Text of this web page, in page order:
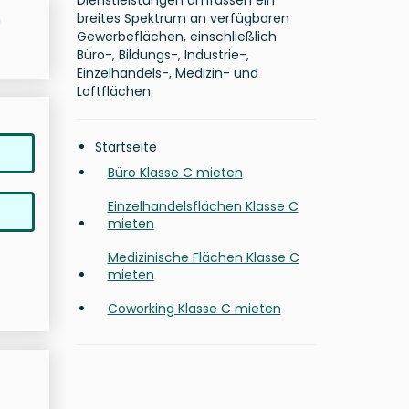
breites Spektrum an verfügbaren
Gewerbeflächen, einschließlich
Büro-, Bildungs-, Industrie-,
Einzelhandels-, Medizin- und
Loftflächen.
Startseite
Büro Klasse C mieten
Einzelhandelsflächen Klasse C
mieten
Medizinische Flächen Klasse C
mieten
Coworking Klasse C mieten